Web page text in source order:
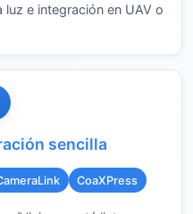
e integración en UAV o
sencilla
CoaXPress